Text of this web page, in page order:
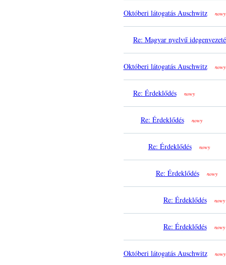
Októberi látogatás Auschwitz nowy
Re: Magyar nyelvű
Októberi látogatás Auschwitz nowy
Re: Érdeklődés nowy
Re: Érdeklődés nowy
Re: Érdeklődés nowy
Re: Érdeklődés nowy
Re: Érdeklődés nowy
Re: Érdeklődés nowy
Októberi látogatás Auschwitz nowy